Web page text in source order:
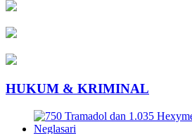
HUKUM & KRIMINAL